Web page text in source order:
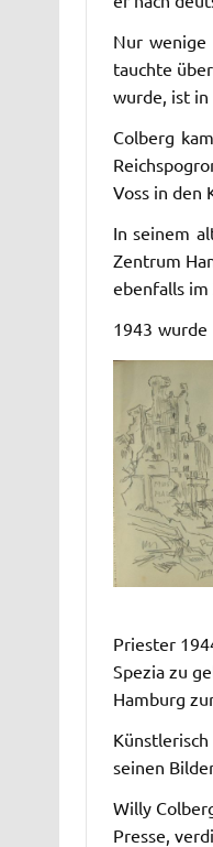
Nur wenige
tauchte
wurde, ist in
Colberg
Voss in den
In seinem
Zentrum
ebenfalls
1943
Priester
Spezia zu
Hamburg
seinen
Willy
Presse,